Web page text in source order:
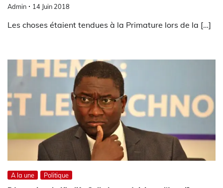
Admin 14 Juin 2018
Les choses étaient tendues à la Primature lors de la […]
A la une Politique